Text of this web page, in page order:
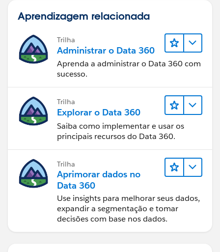
Aprendizagem relacionada
Trilha
Administrar o Data 360
Aprenda a administrar o Data 360 com
sucesso.
Trilha
Explorar o Data 360
Saiba como implementar e usar os
principais recursos do Data 360.
Trilha
Aprimorar dados no
Data 360
Use insights para melhorar seus dados,
expandir a segmentação e tomar
decisões com base nos dados.